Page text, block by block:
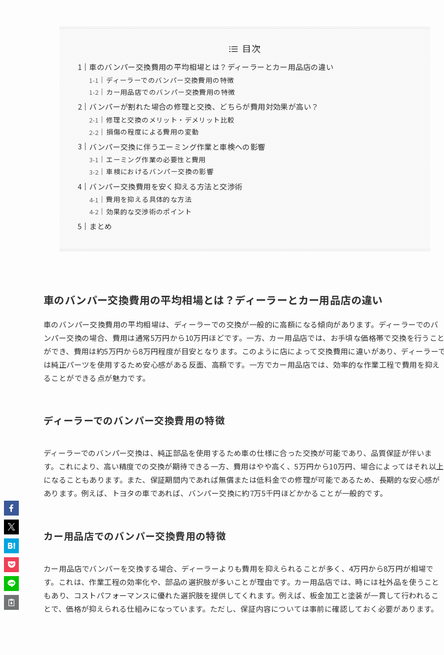
目次
車のバンパー交換費用の平均相場とは？ディーラーとカー用品店の違い
ディーラーでのバンパー交換費用の特徴
カー用品店でのバンパー交換費用の特徴
バンパーが割れた場合の修理と交換、どちらが費用対効果が高い？
修理と交換のメリット・デメリット比較
損傷の程度による費用の変動
バンパー交換に伴うエーミング作業と車検への影響
エーミング作業の必要性と費用
車検におけるバンパー交換の影響
バンパー交換費用を安く抑える方法と交渉術
費用を抑える具体的な方法
効果的な交渉術のポイント
まとめ
車のバンパー交換費用の平均相場とは？ディーラーとカー用品店の違い
車のバンパー交換費用の平均相場は、ディーラーでの交換が一般的に高額になる傾向があります。ディーラーでのバ
ンパー交換の場合、費用は通常5万円から10万円ほどです。一方、カー用品店では、お手頃な価格帯で交換を行うこ
ができ、費用は約5万円から8万円程度が目安となります。このように店によって交換費用に違いがあり、ディーラー
は純正パーツを使用するため安心感がある反面、高額です。一方でカー用品店では、効率的な作業工程で費用を抑え
ることができる点が魅力です。
ディーラーでのバンパー交換費用の特徴
ディーラーでのバンパー交換は、純正部品を使用するため車の仕様に合った交換が可能であり、品質保証が伴いま
す。これにより、高い精度での交換が期待できる一方、費用はやや高く、5万円から10万円、場合によってはそれ以上
になることもあります。また、保証期間内であれば無償または低料金での修理が可能であるため、長期的な安心感が
あります。例えば、トヨタの車であれば、バンパー交換に約7万5千円ほどかかることが一般的です。
カー用品店でのバンパー交換費用の特徴
カー用品店でバンパーを交換する場合、ディーラーよりも費用を抑えられることが多く、4万円から8万円が相場で
す。これは、作業工程の効率化や、部品の選択肢が多いことが理由です。カー用品店では、時には社外品を使うこと
もあり、コストパフォーマンスに優れた選択肢を提供してくれます。例えば、板金加工と塗装が一貫して行われるこ
とで、価格が抑えられる仕組みになっています。ただし、保証内容については事前に確認しておく必要があります。